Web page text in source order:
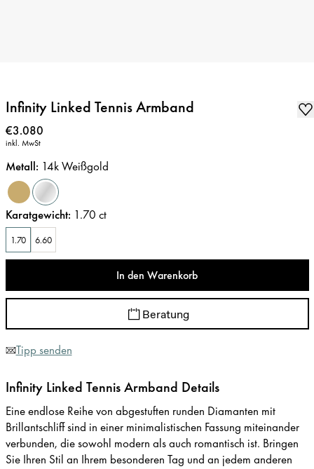
Infinity Linked Tennis Armband
Preis:
€3.080
inkl. MwSt
Metall: 14k Weißgold
Karatgewicht: 1.70 ct
1.70 6.60
In den Warenkorb
Beratung
Tipp senden
Infinity Linked Tennis Armband Details
Eine endlose Reihe von abgestuften runden Diamanten mit
Brillantschliff sind in einer minimalistischen Fassung miteinander
verbunden, die sowohl modern als auch romantisch ist. Bringen
Sie Ihren Stil an Ihrem besonderen Tag und an jedem anderen